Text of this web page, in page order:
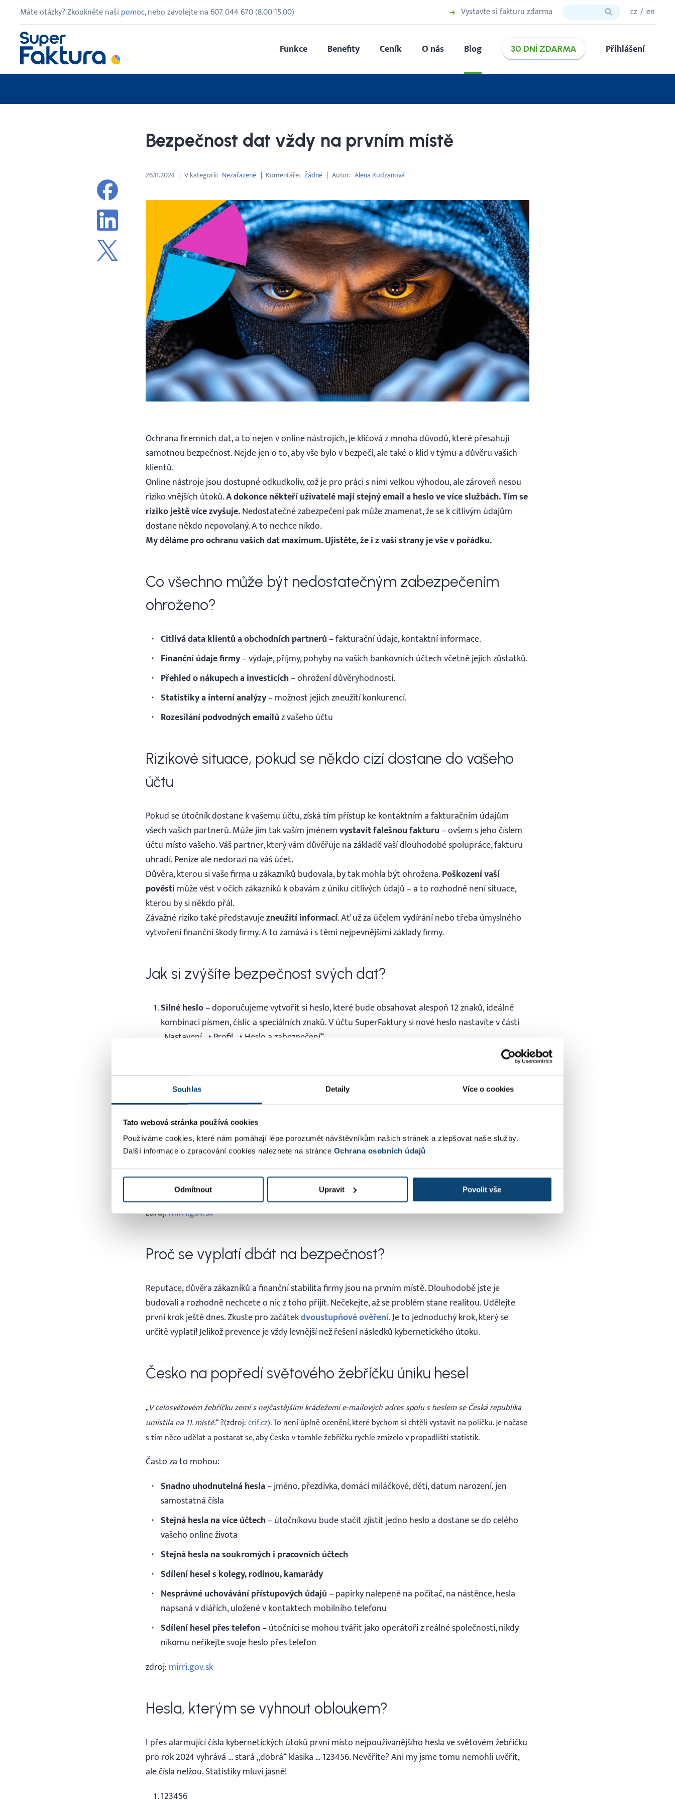
Souhlas Detaily Více o cookies
Tato webová stránka používá cookies
Používáme cookies, které nám pomáhají lépe porozumět návštěvníkům našich stránek a zlepšovat naše služby.
Další informace o zpracování cookies naleznete na stránce Ochrana osobních údajů
Odmítnout Upravit Povolit vše
Máte otázky? Zkoukněte naši pomoc, nebo zavolejte na607 044 670(8.00-15.00) Vystavte si fakturu zdarma cz en
Funkce Benefity Ceník O nás Blog 30 DNÍ ZDARMA Přihlášení
Bezpečnost dat vždy na prvním místě
26.11.2024 V kategorii Nezařazené Komentáře Žádné Autor Alena Rudzanová
Ochrana firemních dat, a to nejen v online nástrojích, je klíčová z mnoha důvodů, které přesahují
samotnou bezpečnost. Nejde jen o to, aby vše bylo v bezpečí, ale také o klid v týmu a důvěru vašich
klientů.
Online nástroje jsou dostupné odkudkoliv, což je pro práci s nimi velkou výhodou, ale zároveň nesou
riziko vnějších útoků.A dokonce někteří uživatelé mají stejný email a heslo ve více službách. Tím se
riziko ještě více zvyšuje.Nedostatečné zabezpečení pak může znamenat, že se k citlivým údajům
dostane někdo nepovolaný. A to nechce nikdo.
My děláme pro ochranu vašich dat maximum. Ujistěte, že i z vaší strany je vše v pořádku.
Co všechno může být nedostatečným zabezpečením
ohroženo?
Citlivá data klientů a obchodních partnerů – fakturační údaje, kontaktní informace.
Finanční údaje firmy– výdaje, příjmy, pohyby na vašich bankovních účtech včetně jejich zůstatků.
Přehled o nákupech a investicích– ohrožení důvěryhodnosti.
Statistiky a interní analýzy– možnost jejich zneužití konkurencí.
Rozesílání podvodných emailůz vašeho účtu
Rizikové situace, pokud se někdo cizí dostane do vašeho
účtu
Pokud se útočník dostane k vašemu účtu, získá tím přístup ke kontaktním a fakturačním údajům
všech vašich partnerů. Může jim tak vaším jménemvystavit falešnou fakturu – ovšem s jeho číslem
účtu místo vašeho. Váš partner, který vám důvěřuje na základě vaší dlouhodobé spolupráce, fakturu
uhradí. Peníze ale nedorazí na váš účet.
Důvěra, kterou si vaše firma u zákazníků budovala, by tak mohla být ohrožena.Poškození vaší
pověsti může vést v očích zákazníků k obavám z úniku citlivých údajů – a to rozhodně není situace,
kterou by si někdo přál.
Závažné riziko také představujezneužití informací. Ať už za účelem vydírání nebo třeba úmyslného
vytvoření finanční škody firmy. A to zamává i s těmi nejpevnějšími základy firmy.
Jak si zvýšíte bezpečnost svých dat?
Silné heslo– doporučujeme vytvořit si heslo, které bude obsahovat alespoň 12 znaků, ideálně
kombinaci písmen, číslic a speciálních znaků. V účtu SuperFaktury si nové heslo nastavíte v části
„Nastavení ➝ Profil ➝ Heslo a zabezpečení“.
Vybrat si můžete ze
– authenticator, email nebo IP adresy.
Pravidelná aktualizace hesla
Nesdílení si hesel mezi sebou v rámci firmy
části „Nastavení➝ Profil ➝ Uživatelé“vlastní přístup do účtu.
Limitování přístupu jen pro klíčové osoby
– minimalizování počtu osob, nastavení rolí uživatele
podle přístupových práv. Přístup uživateli vytvoříte v části „Nastavení➝ Profil➝ Uživatelé“
výběrem jedné z rolí s
předefinovanými právy.
zdroj:mirri.gov.sk
Proč se vyplatí dbát na bezpečnost?
Reputace, důvěra zákazníků a finanční stabilita firmy jsou na prvním místě. Dlouhodobě jste je
budovali a rozhodně nechcete o nic z toho přijít. Nečekejte, až se problém stane realitou. Udělejte
první krok ještě dnes. Zkuste pro začátekdvoustupňové ověření. Je to jednoduchý krok, který se
určitě vyplatí! Jelikož prevence je vždy levnější než řešení následků kybernetického útoku.
Česko na popředí světového žebříčku úniku hesel
„V celosvětovém žebříčku zemí s nejčastějšími krádežemi e‑mailových adres spolu s heslem se Česká republika
umístila na 11. místě.“ ?(zdroj:crif.cz). To není úplně ocenění, které bychom si chtěli vystavit na poličku. Je načase
s tím něco udělat a postarat se, aby Česko v tomhle žebříčku rychle zmizelo v propadlišti statistik.
Často za to mohou:
Snadno uhodnutelná hesla– jméno, přezdívka, domácí miláčkové, děti, datum narození, jen
samostatná čísla
Stejná hesla na více účtech– útočníkovu bude stačit zjistit jedno heslo a dostane se do celého
vašeho online života
Stejná hesla na soukromých i pracovních účtech
Sdílení hesel s kolegy, rodinou, kamarády
Nesprávné uchovávání přístupových údajů – papírky nalepené na počítač, na nástěnce, hesla
napsaná v diářích, uložené v kontaktech mobilního telefonu
Sdílení hesel přes telefon – útočníci se mohou tvářit jako operátoři z reálné společnosti, nikdy
nikomu neříkejte svoje heslo přes telefon
zdroj: mirri.gov.sk
Hesla, kterým se vyhnout obloukem?
I přes alarmující čísla kybernetických útoků první místo nejpoužívanějšího hesla ve světovém žebříčku
pro rok 2024 vyhrává … stará „dobrá“ klasika … 123456. Nevěříte? Ani my jsme tomu nemohli uvěřit,
ale čísla nelžou. Statistiky mluví jasně!
123456